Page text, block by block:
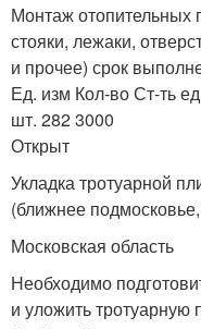
Монтаж отопительных
стояки, лежаки,
и прочее) срок
Ед. изм Кол-во Ст-ть ед
шт. 282 3000
Открыт
Укладка тротуарной
(ближнее
Московская область
Необходимо
и уложить тротуарную